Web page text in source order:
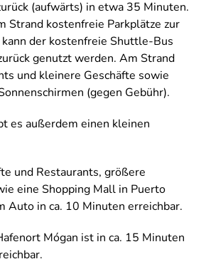
(aufwärts) in etwa 35 Minuten.
Strand kostenfreie Parkplätze zur
der kostenfreie Shuttle-Bus
genutzt werden. Am Strand
und kleinere Geschäfte sowie
(gegen Gebühr).
es außerdem einen kleinen
und Restaurants, größere
eine Shopping Mall in Puerto
Auto in ca. 10 Minuten erreichbar.
Mógan ist in ca. 15 Minuten